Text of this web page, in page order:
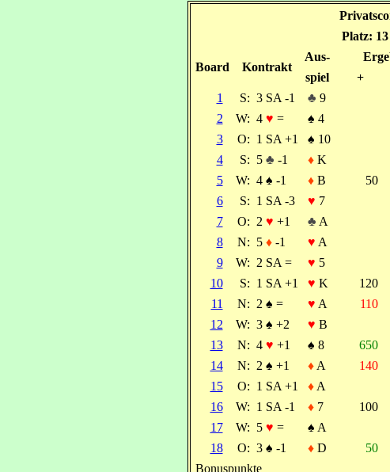
Platz:
Board Kontrakt
Aus-
spiel +
1
S: 3 SA -1 ♣ 9
2
W: 4 ♥ = ♠ 4
3
O: 1 SA +1 ♠ 10
4
S: 5 ♣ -1 ♦K
5
W: 4 ♠ -1 ♦B 50
6
S: 1 SA -3 ♥ 7
7
O: 2 ♥ +1 ♣ A
8
N: 5 ♦-1 ♥ A
9
W: 2 SA = ♥ 5
10
S: 1 SA +1 ♥ K 120
11
N: 2 ♠ = ♥ A 110
12
W: 3 ♠ +2 ♥ B
13
N: 4 ♥ +1 ♠ 8 650
14
N: 2 ♠ +1 ♦A 140
15
O: 1 SA +1 ♦A
16
W: 1 SA -1 ♦7 100
17
W: 5 ♥ = ♠ A
18
O: 3 ♠ -1 ♦D 50
Bonuspunkte